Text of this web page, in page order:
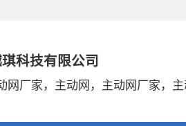
科技有限公司
网厂家，主动网，主动网厂家，